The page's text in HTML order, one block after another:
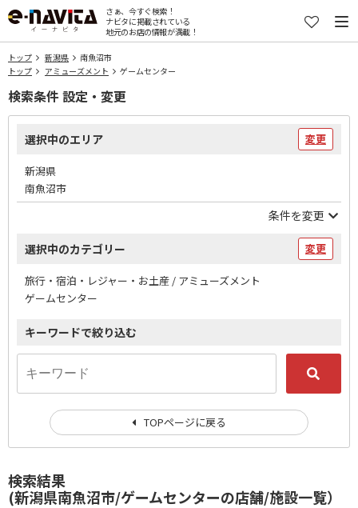
さぁ、今すぐ検索！
ナビタに掲載されている
地元のお店の情報が満載！
トップ 新潟県
南魚沼市
トップ
アミューズメント ゲームセンター
検索結果
(新潟県南魚沼市/ゲームセンターの店舗/施設一覧）
検索条件 設定・変更
選択中のエリア 変更
新潟県
南魚沼市
条件を変更
選択中のカテゴリー 変更
旅行・宿泊・レジャー・お土産 / アミューズメント
ゲームセンター
キーワードで絞り込む
TOPページに戻る